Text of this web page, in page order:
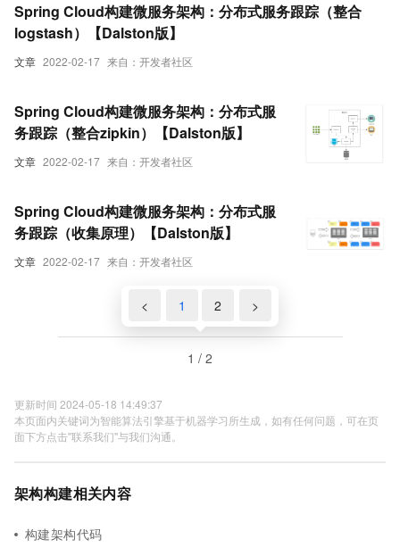
文章 2022-02-17 来自：开发者社区
Spring Cloud构建微服务架构：分布式服务跟踪（整合
logstash）【Dalston版】
文章 2022-02-17 来自：开发者社区
Spring Cloud构建微服务架构：分布式服
务跟踪（整合zipkin）【Dalston版】
文章 2022-02-17 来自：开发者社区
Spring Cloud构建微服务架构：分布式服
务跟踪（收集原理）【Dalston版】
< 1 2 >
1 / 2
更新时间 2024-05-18 14:49:37
本页面内关键词为智能算法引擎基于机器学习所生成，如有任何问题，可在页
面下方点击"联系我们"与我们沟通。
架构构建相关内容
构建架构代码